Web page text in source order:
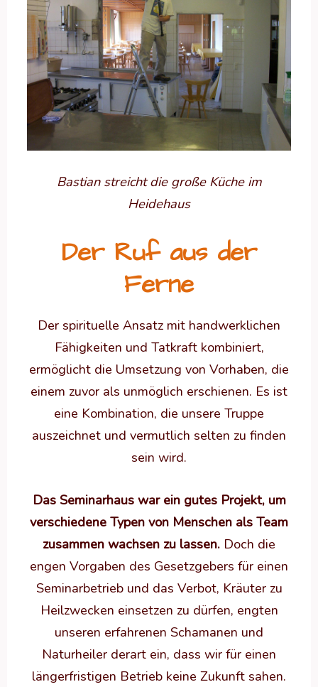
Bastian streicht die große Küche im
Heidehaus
Der Ruf aus der
Ferne
Der spirituelle Ansatz mit handwerklichen
Fähigkeiten und Tatkraft kombiniert,
ermöglicht die Umsetzung von Vorhaben, die
einem zuvor als unmöglich erschienen. Es ist
eine Kombination, die unsere Truppe
auszeichnet und vermutlich selten zu finden
sein wird.
Das Seminarhaus war ein gutes Projekt, um
verschiedene Typen von Menschen als Team
zusammen wachsen zu lassen. Doch die
engen Vorgaben des Gesetzgebers für einen
Seminarbetrieb und das Verbot, Kräuter zu
Heilzwecken einsetzen zu dürfen, engten
unseren erfahrenen Schamanen und
Naturheiler derart ein, dass wir für einen
längerfristigen Betrieb keine Zukunft sahen.